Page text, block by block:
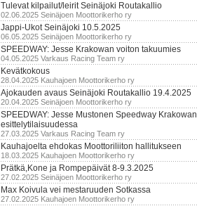
Tulevat kilpailut/leirit Seinäjoki Routakallio
02.06.2025 Seinäjoen Moottorikerho ry
Jappi-Ukot Seinäjoki 10.5.2025
06.05.2025 Seinäjoen Moottorikerho ry
SPEEDWAY: Jesse Krakowan voiton takuumies
04.05.2025 Varkaus Racing Team ry
Kevätkokous
28.04.2025 Kauhajoen Moottorikerho ry
Ajokauden avaus Seinäjoki Routakallio 19.4.2025
20.04.2025 Seinäjoen Moottorikerho ry
SPEEDWAY: Jesse Mustonen Speedway Krakowan
esittelytilaisuudessa
27.03.2025 Varkaus Racing Team ry
Kauhajoelta ehdokas Moottoriliiton hallitukseen
18.03.2025 Kauhajoen Moottorikerho ry
Prätkä,Kone ja Rompepäivät 8-9.3.2025
27.02.2025 Seinäjoen Moottorikerho ry
Max Koivula vei mestaruuden Sotkassa
27.02.2025 Kauhajoen Moottorikerho ry